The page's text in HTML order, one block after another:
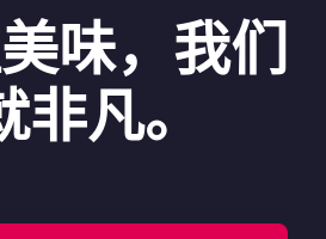
味，我们
非凡。